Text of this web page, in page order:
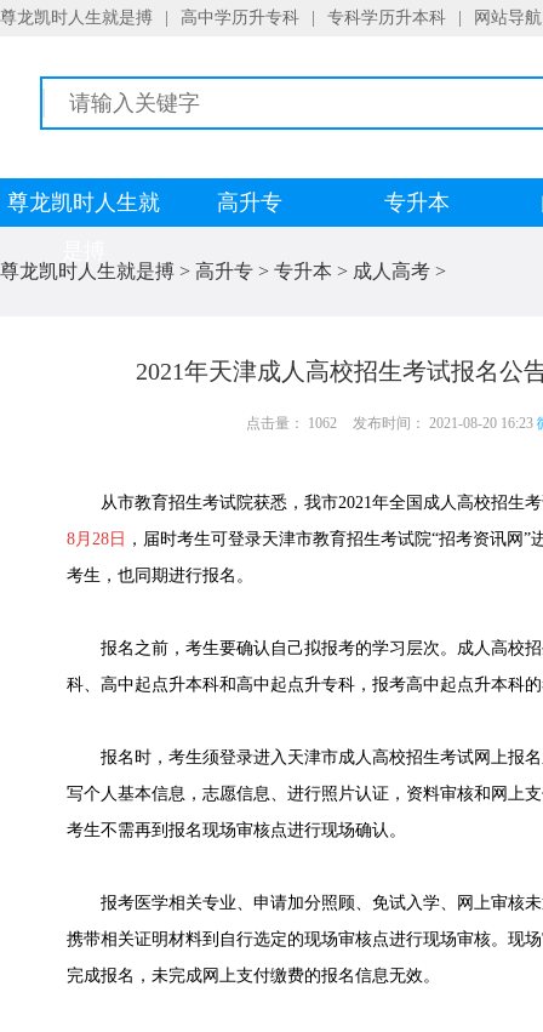
尊龙凯时人生就是搏 高中学历升专科 专科学历升本科 网站导航
尊龙凯时人生就
高升专 专升本
尊龙凯时人生就是搏 > 高升专 > 专升本 > 成人高考 >
2021年天津成人高校招生考试报名公
点击量： 1062 发布时间： 2021-08-20 16:23
从市教育招生考试院获悉，我市2021年全国成人高校招生考
8月28日 ，届时考生可登录天津市教育招生考试院“招考资讯网
考生，也同期进行报名。
报名之前，考生要确认自己拟报考的学习层次。成人高校招
科、高中起点升本科和高中起点升专科，报考高中起点升本科
报名时，考生须登录进入天津市成人高校招生考试网上报名
写个人基本信息，志愿信息、进行照片认证，资料审核和网上
考生不需再到报名现场审核点进行现场确认。
报考医学相关专业、申请加分照顾、免试入学、网上审核未
携带相关证明材料到自行选定的现场审核点进行现场审核。现
完成报名，未完成网上支付缴费的报名信息无效。